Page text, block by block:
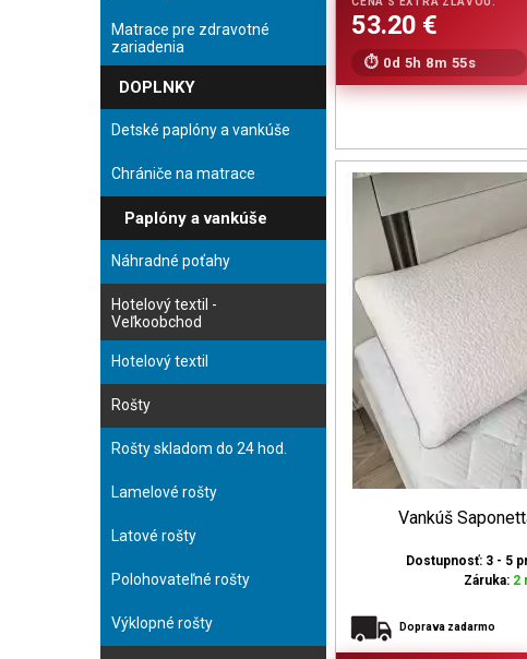
Matrace pre zdravotné
zariadenia
DOPLNKY
Detské paplóny a vankúše
Chrániče na matrace
Paplóny a vankúše
Náhradné poťahy
Hotelový textil -
Veľkoobchod
Hotelový textil
Rošty
Rošty skladom do 24 hod.
Lamelové rošty
Latové rošty
Polohovateľné rošty
Výklopné rošty
0d 5h 8m 53s
Vankúš
Dostupnosť: 3 - 5
Záruka: 2
Doprava zadarmo